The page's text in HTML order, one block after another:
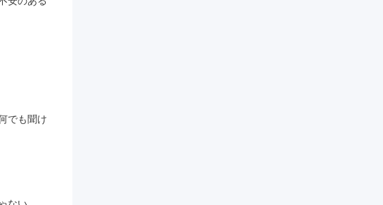
でも聞け